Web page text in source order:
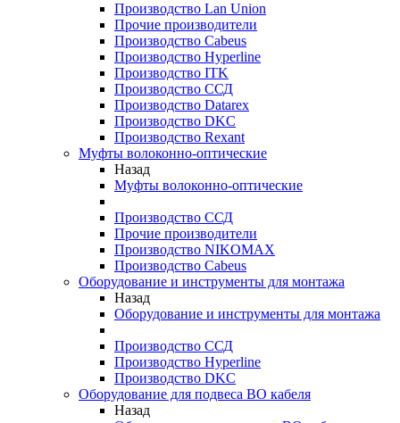
Производство Lan Union
Прочие производители
Производство Cabeus
Производство Hyperline
Производство ITK
Производство ССД
Производство Datarex
Производство DKC
Производство Rexant
Муфты волоконно-оптические
Назад
Муфты волоконно-оптические
Производство ССД
Прочие производители
Производство NIKOMAX
Производство Cabeus
Оборудование и инструменты для монтажа
Назад
Оборудование и инструменты для монтажа
Производство ССД
Производство Hyperline
Производство DKC
Оборудование для подвеса ВО кабеля
Назад